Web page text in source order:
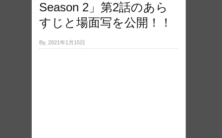
Season 2」第2話のあら
すじと場面写を公開！！
By, 2021年1月15日